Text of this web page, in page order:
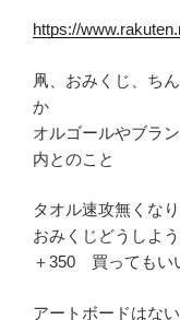
https://
凧、おみくじ、ち
か
オルゴールやブラ
内とのこと
タオル速攻無くな
おみくじどうしよ
＋350 買ってもい
アートボードはな